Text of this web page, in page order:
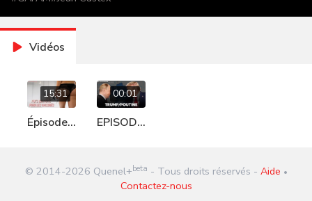
Vidéos
15:31
Épisode
gratuite
00:01
EPISODE
© 2014-2026 Quenel+ beta - Tous droits réservés - Aide •
Contactez-nous